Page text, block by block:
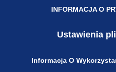
INFORMACJA O
Ustawienia
Informacja O